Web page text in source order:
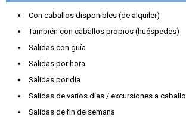
Con caballos disponibles (de alquiler)
También con caballos propios (huéspedes)
Salidas con guía
Salidas por hora
Salidas por día
Salidas de varios días / excursiones a caballo
Salidas de fin de semana